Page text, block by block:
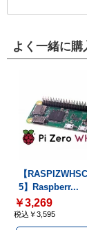
よく一緒に
【
5】Raspberr...
￥3,269
税込￥3,595